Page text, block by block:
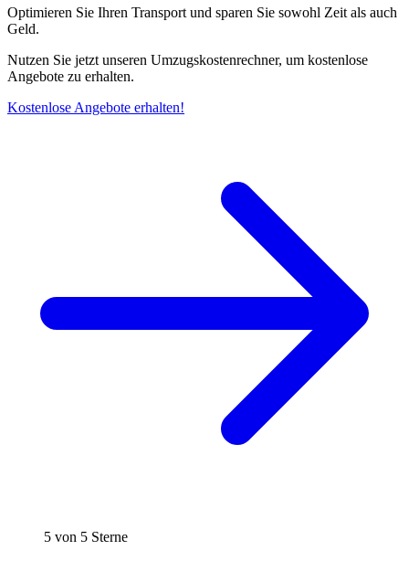
Optimieren Sie Ihren Transport und sparen Sie sowohl Zeit als auch
Geld.
Nutzen Sie jetzt unseren Umzugskostenrechner, um kostenlose
Angebote zu erhalten.
Kostenlose Angebote erhalten!
5 von 5 Sterne